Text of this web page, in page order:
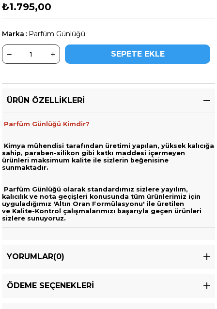
₺1.795,00
Marka : Parfüm Günlüğü
ÜRÜN ÖZELLIKLERI
Parfüm Günlüğü Kimdir?
Kimya mühendisi tarafından üretimi yapılan, yüksek kalıcığa
sahip, paraben-silikon gibi katkı maddesi içermeyen
ürünleri maksimum kalite ile sizlerin beğenisine
sunmaktadır.
Parfüm Günlüğü olarak standardımız sizlere yayılım,
kalıcılık ve nota geçişleri konusunda tüm ürünlerimiz için
uyguladığımız 'Altın Oran Formülasyonu' ile üretilen
ve Kalite-Kontrol çalışmalarımızı başarıyla geçen ürünleri
sizlere sunuyoruz.
YORUMLAR(0)
ÖDEME SEÇENEKLERI